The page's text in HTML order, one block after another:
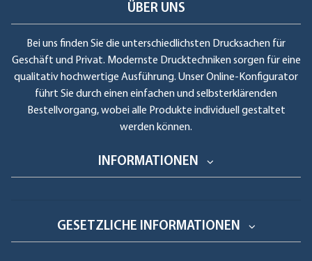
ÜBER UNS
Bei uns finden Sie die unterschiedlichsten Drucksachen für
Geschäft und Privat. Modernste Drucktechniken sorgen für eine
qualitativ hochwertige Ausführung. Unser Online-Konfigurator
führt Sie durch einen einfachen und selbsterklärenden
Bestellvorgang, wobei alle Produkte individuell gestaltet
werden können.
INFORMATIONEN
GESETZLICHE INFORMATIONEN